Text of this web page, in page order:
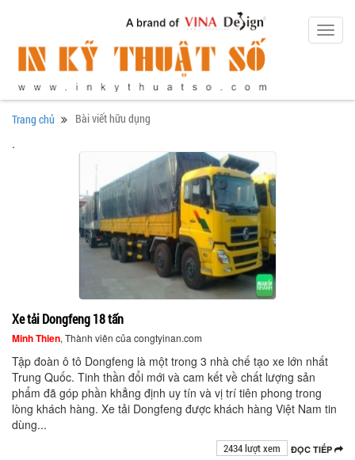
Trang chủ Bài viết hữu dụng
.
Xe tải Dongfeng 18 tấn
Minh Thien, Thành viên của congtyinan.com
Tập đoàn ô tô Dongfeng là một trong 3 nhà chế tạo xe lớn nhất
Trung Quốc. Tinh thần đổi mới và cam kết về chất lượng sản
phẩm đã góp phần khẳng định uy tín và vị trí tiên phong trong
lòng khách hàng. Xe tải Dongfeng được khách hàng Việt Nam tin
dùng...
ĐỌC TIẾP
2434 lượt xem